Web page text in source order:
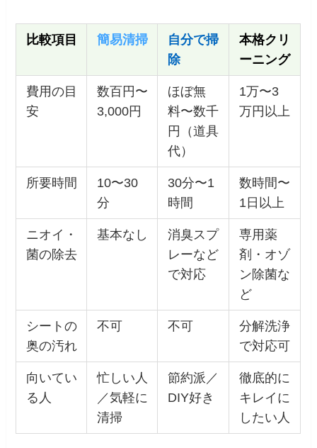
比較項目 簡易清掃
自分で掃
除
本格クリ
ーニング
費用の目
安
数百円〜
3,000円
ほぼ無
料〜数千
円（道具
代）
1万〜3
万円以上
所要時間
10〜30
分
30分〜1
時間
数時間〜
1日以上
ニオイ・
菌の除去
基本なし
消臭スプ
レーなど
で対応
専用薬
剤・オゾ
ン除菌な
ど
シートの
奥の汚れ
不可 不可
分解洗浄
で対応可
向いてい
る人
忙しい人
／気軽に
清掃
節約派／
DIY好き
徹底的に
キレイに
したい人